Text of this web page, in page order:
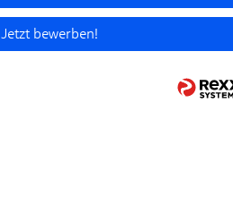
Jetzt bewerben!